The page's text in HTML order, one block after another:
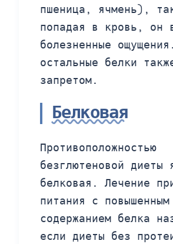
пшеница, ячмень),
попадая в кровь, он
болезненные
остальные белки
запретом.
Белковая
Противоположностью
безглютеновой диеты
белковая. Лечение
питания с повышенным
содержанием белка
если диеты без